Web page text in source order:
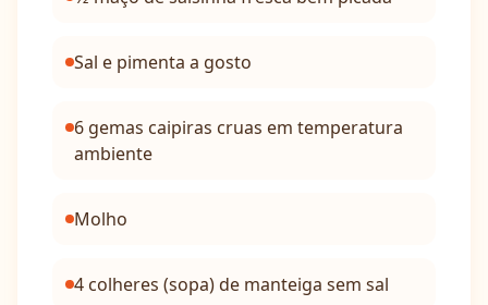
Sal e pimenta a gosto
6 gemas caipiras cruas em temperatura
ambiente
Molho
4 colheres (sopa) de manteiga sem sal